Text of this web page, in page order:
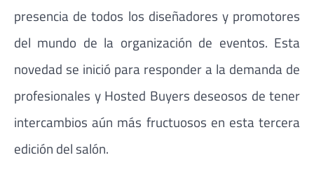
presencia de todos los diseñadores y promotores
del mundo de la organización de eventos. Esta
novedad se inició para responder a la demanda de
profesionales y Hosted Buyers deseosos de tener
intercambios aún más fructuosos en esta tercera
edición del salón.